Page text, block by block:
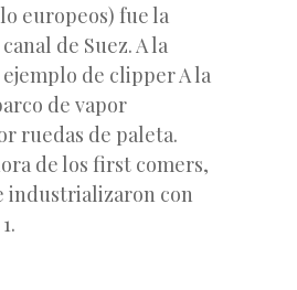
europeos) fue la
de Suez. A la
de clipper A la
de vapor
ruedas de paleta.
de los first comers,
industrializaron con